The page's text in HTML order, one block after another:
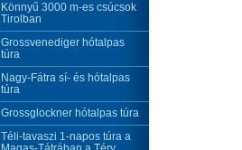
Könnyű 3000 m-es csúcsok
Tirolban
Grossvenediger hótalpas
túra
Nagy-Fátra sí- és hótalpas
túra
Grossglockner hótalpas túra
Téli-tavaszi 1-napos túra a